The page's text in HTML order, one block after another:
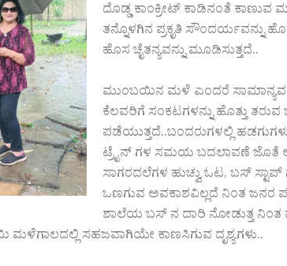
ದೊಡ್ಡ ಕಾಂಕ್ರೀಟ್ ಕಾಡಿನಂತೆ
ತನ್ನೊಳಗಿನ ಪ್ರಕೃತಿ ಸೌಂದರ್ಯವನ್ನು
ಹೊಸ ಚೈತನ್ಯವನ್ನು ಮೂಡಿಸುತ್ತದೆ..
ಮುಂಬಯಿನ ‌ಮಳೆ ಎಂದರೆ
ಕೆಲವರಿಗೆ ಸಂಕಟಗಳನ್ನು ಹೊತ್ತು
ಪಡೆಯುತ್ತದೆ..ಬಂದರುಗಳಲ್ಲಿ
ಟ್ರೈನ್ ಗಳ ಸಮಯ ಬದಲಾವಣೆ ಜೊತೆ
ಸಾಗರದಲೆಗಳ ಹುಚ್ವು ಓಟ, ಬಸ್ ಸ್ಟಾಪ್
ಒಣಗುವ ಅವಕಾಶವಿಲ್ಲದೆ ನಿಂತ ಜನರ
ಶಾಲೆಯ‌ ಬಸ್ ನ ದಾರಿ ನೋಡುತ್ತ ನಿಂತ
ಸಹಜವಾಗಿಯೇ ‌ಕಾಣಸಿಗುವ ದೃಶ್ಯಗಳು..